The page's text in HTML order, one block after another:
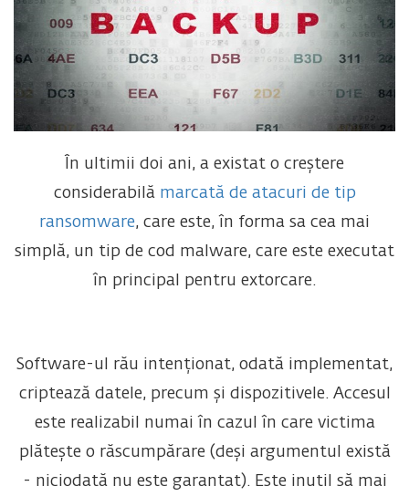
În ultimii doi ani, a existat o creștere
considerabilă marcată de atacuri de tip
ransomware, care este, în forma sa cea mai
simplă, un tip de cod malware, care este executat
în principal pentru extorcare.
Software-ul rău intenționat, odată implementat,
criptează datele, precum și dispozitivele. Accesul
este realizabil numai în cazul în care victima
plătește o răscumpărare (deși argumentul există
- niciodată nu este garantat). Este inutil să mai